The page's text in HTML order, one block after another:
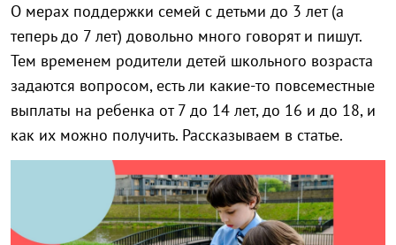
О мерах поддержки семей с детьми до 3 лет (а
теперь до 7 лет) довольно много говорят и пишут.
Тем временем родители детей школьного возраста
задаются вопросом, есть ли какие-то повсеместные
выплаты на ребенка от 7 до 14 лет, до 16 и до 18, и
как их можно получить. Рассказываем в статье.